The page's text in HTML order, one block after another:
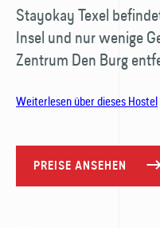
Stayokay Texel
Insel und nur wenige
Zentrum Den Burg
Weiterlesen über dieses Hostel
PREISE ANSEHEN